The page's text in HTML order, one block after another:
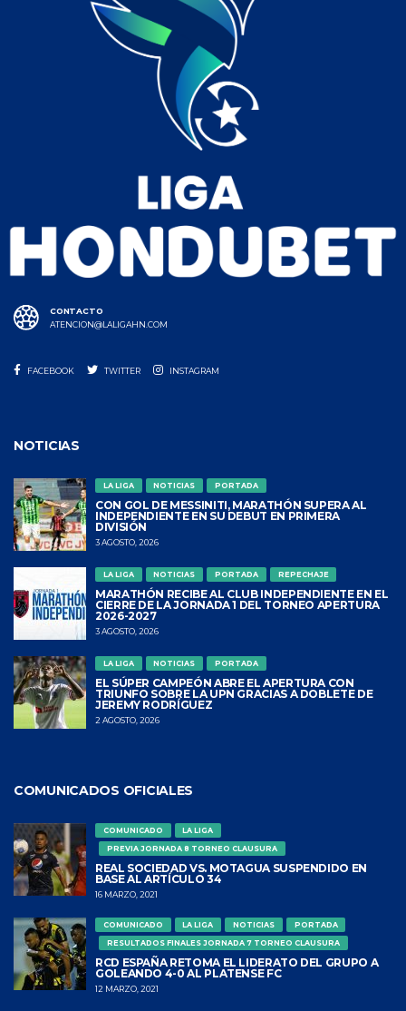
CONTACTO
ATENCION@LALIGAHN.COM
FACEBOOK TWITTER INSTAGRAM
NOTICIAS
LA LIGA NOTICIAS PORTADA
CON GOL DE MESSINITI, MARATHÓN SUPERA AL
INDEPENDIENTE EN SU DEBUT EN PRIMERA
DIVISIÓN
3 AGOSTO, 2026
LA LIGA NOTICIAS PORTADA REPECHAJE
MARATHÓN RECIBE AL CLUB INDEPENDIENTE EN EL
CIERRE DE LA JORNADA 1 DEL TORNEO APERTURA
2026-2027
3 AGOSTO, 2026
LA LIGA NOTICIAS PORTADA
EL SÚPER CAMPEÓN ABRE EL APERTURA CON
TRIUNFO SOBRE LA UPN GRACIAS A DOBLETE DE
JEREMY RODRÍGUEZ
2 AGOSTO, 2026
COMUNICADOS OFICIALES
COMUNICADO
LA LIGA
PREVIA JORNADA 8 TORNEO CLAUSURA
REAL SOCIEDAD VS. MOTAGUA SUSPENDIDO EN
BASE AL ARTÍCULO 34
16 MARZO, 2021
COMUNICADO LA LIGA NOTICIAS
PORTADA
RESULTADOS FINALES JORNADA 7 TORNEO CLAUSURA
RCD ESPAÑA RETOMA EL LIDERATO DEL GRUPO A
GOLEANDO 4-0 AL PLATENSE FC
12 MARZO, 2021